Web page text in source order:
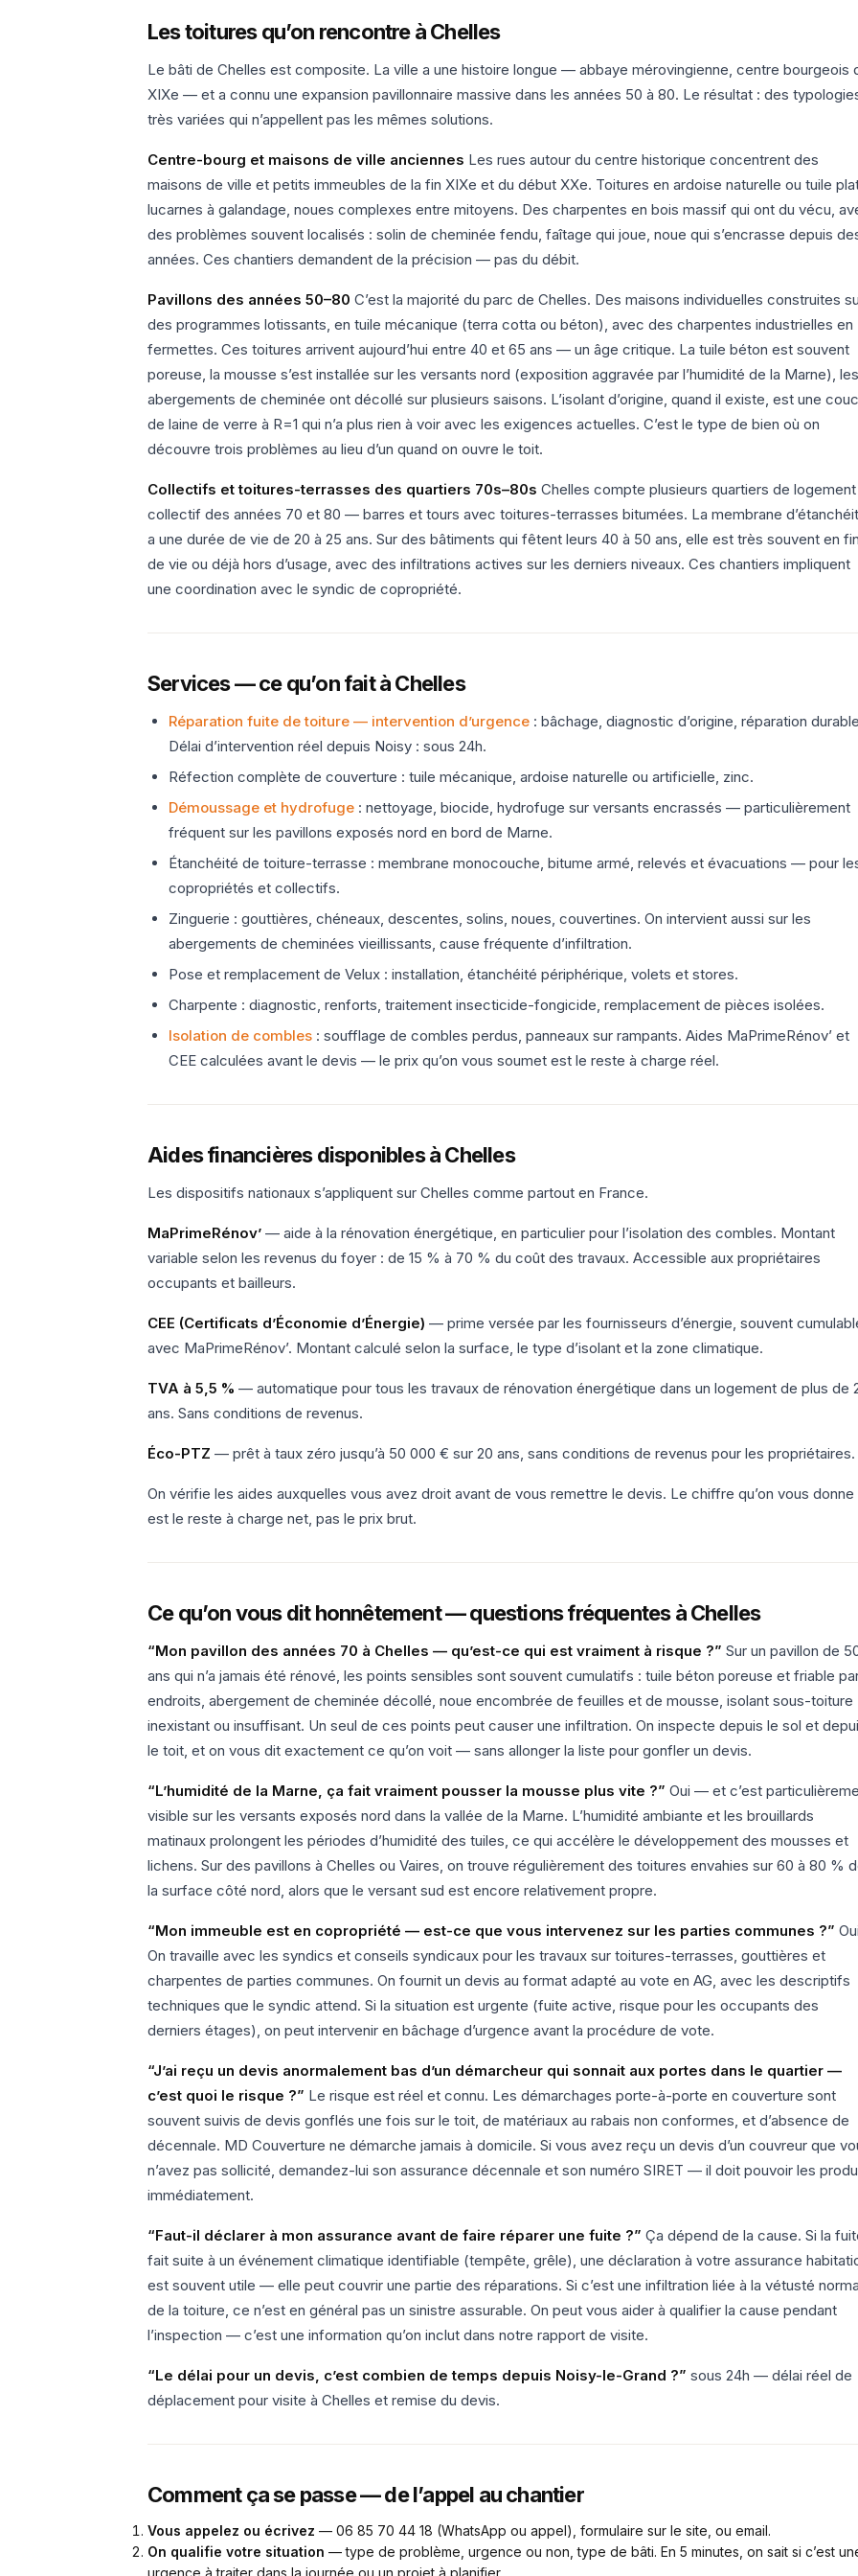
Les toitures qu’on rencontre à Chelles
Le bâti de Chelles est composite. La ville a une histoire longue — abbaye mérovingienne, centre bourgeois
XIXe — et a connu une expansion pavillonnaire massive dans les années 50 à 80. Le résultat : des
très variées qui n’appellent pas les mêmes solutions.
Centre-bourg et maisons de ville anciennes Les rues autour du centre historique concentrent des
maisons de ville et petits immeubles de la fin XIXe et du début XXe. Toitures en ardoise naturelle ou tuile
lucarnes à galandage, noues complexes entre mitoyens. Des charpentes en bois massif qui ont du vécu,
des problèmes souvent localisés : solin de cheminée fendu, faîtage qui joue, noue qui s’encrasse depuis
années. Ces chantiers demandent de la précision — pas du débit.
Pavillons des années 50–80 C’est la majorité du parc de Chelles. Des maisons individuelles construites
des programmes lotissants, en tuile mécanique (terra cotta ou béton), avec des charpentes industrielles en
fermettes. Ces toitures arrivent aujourd’hui entre 40 et 65 ans — un âge critique. La tuile béton est souvent
poreuse, la mousse s’est installée sur les versants nord (exposition aggravée par l’humidité de la Marne), les
abergements de cheminée ont décollé sur plusieurs saisons. L’isolant d’origine, quand il existe, est une
de laine de verre à R=1 qui n’a plus rien à voir avec les exigences actuelles. C’est le type de bien où on
découvre trois problèmes au lieu d’un quand on ouvre le toit.
Collectifs et toitures-terrasses des quartiers 70s–80s Chelles compte plusieurs quartiers de logement
collectif des années 70 et 80 — barres et tours avec toitures-terrasses bitumées. La membrane
a une durée de vie de 20 à 25 ans. Sur des bâtiments qui fêtent leurs 40 à 50 ans, elle est très souvent en fin
de vie ou déjà hors d’usage, avec des infiltrations actives sur les derniers niveaux. Ces chantiers impliquent
une coordination avec le syndic de copropriété.
Services — ce qu’on fait à Chelles
Réparation fuite de toiture — intervention d’urgence : bâchage, diagnostic d’origine, réparation
Délai d’intervention réel depuis Noisy : sous 24h.
Réfection complète de couverture : tuile mécanique, ardoise naturelle ou artificielle, zinc.
Démoussage et hydrofuge : nettoyage, biocide, hydrofuge sur versants encrassés — particulièrement
fréquent sur les pavillons exposés nord en bord de Marne.
Étanchéité de toiture-terrasse : membrane monocouche, bitume armé, relevés et évacuations — pour
copropriétés et collectifs.
Zinguerie : gouttières, chéneaux, descentes, solins, noues, couvertines. On intervient aussi sur les
abergements de cheminées vieillissants, cause fréquente d’infiltration.
Pose et remplacement de Velux : installation, étanchéité périphérique, volets et stores.
Charpente : diagnostic, renforts, traitement insecticide-fongicide, remplacement de pièces isolées.
Isolation de combles : soufflage de combles perdus, panneaux sur rampants. Aides MaPrimeRénov’ et
CEE calculées avant le devis — le prix qu’on vous soumet est le reste à charge réel.
Aides financières disponibles à Chelles
Les dispositifs nationaux s’appliquent sur Chelles comme partout en France.
MaPrimeRénov’ — aide à la rénovation énergétique, en particulier pour l’isolation des combles. Montant
variable selon les revenus du foyer : de 15 % à 70 % du coût des travaux. Accessible aux propriétaires
occupants et bailleurs.
CEE (Certificats d’Économie d’Énergie) — prime versée par les fournisseurs d’énergie, souvent
avec MaPrimeRénov’. Montant calculé selon la surface, le type d’isolant et la zone climatique.
TVA à 5,5 % — automatique pour tous les travaux de rénovation énergétique dans un logement de plus de
ans. Sans conditions de revenus.
Éco-PTZ — prêt à taux zéro jusqu’à 50 000 € sur 20 ans, sans conditions de revenus pour les propriétaires.
On vérifie les aides auxquelles vous avez droit avant de vous remettre le devis. Le chiffre qu’on vous donne
est le reste à charge net, pas le prix brut.
Ce qu’on vous dit honnêtement — questions fréquentes à Chelles
“Mon pavillon des années 70 à Chelles — qu’est-ce qui est vraiment à risque ?” Sur un pavillon de
ans qui n’a jamais été rénové, les points sensibles sont souvent cumulatifs : tuile béton poreuse et friable
endroits, abergement de cheminée décollé, noue encombrée de feuilles et de mousse, isolant sous-toiture
inexistant ou insuffisant. Un seul de ces points peut causer une infiltration. On inspecte depuis le sol et
le toit, et on vous dit exactement ce qu’on voit — sans allonger la liste pour gonfler un devis.
“L’humidité de la Marne, ça fait vraiment pousser la mousse plus vite ?” Oui — et c’est
visible sur les versants exposés nord dans la vallée de la Marne. L’humidité ambiante et les brouillards
matinaux prolongent les périodes d’humidité des tuiles, ce qui accélère le développement des mousses et
lichens. Sur des pavillons à Chelles ou Vaires, on trouve régulièrement des toitures envahies sur 60 à 80 %
la surface côté nord, alors que le versant sud est encore relativement propre.
“Mon immeuble est en copropriété — est-ce que vous intervenez sur les parties communes ?”
On travaille avec les syndics et conseils syndicaux pour les travaux sur toitures-terrasses, gouttières et
charpentes de parties communes. On fournit un devis au format adapté au vote en AG, avec les descriptifs
techniques que le syndic attend. Si la situation est urgente (fuite active, risque pour les occupants des
derniers étages), on peut intervenir en bâchage d’urgence avant la procédure de vote.
“J’ai reçu un devis anormalement bas d’un démarcheur qui sonnait aux portes dans le quartier —
c’est quoi le risque ?” Le risque est réel et connu. Les démarchages porte-à-porte en couverture sont
souvent suivis de devis gonflés une fois sur le toit, de matériaux au rabais non conformes, et d’absence de
décennale. MD Couverture ne démarche jamais à domicile. Si vous avez reçu un devis d’un couvreur que
n’avez pas sollicité, demandez-lui son assurance décennale et son numéro SIRET — il doit pouvoir les
immédiatement.
“Faut-il déclarer à mon assurance avant de faire réparer une fuite ?” Ça dépend de la cause. Si la
fait suite à un événement climatique identifiable (tempête, grêle), une déclaration à votre assurance
est souvent utile — elle peut couvrir une partie des réparations. Si c’est une infiltration liée à la vétusté
de la toiture, ce n’est en général pas un sinistre assurable. On peut vous aider à qualifier la cause pendant
l’inspection — c’est une information qu’on inclut dans notre rapport de visite.
“Le délai pour un devis, c’est combien de temps depuis Noisy-le-Grand ?” sous 24h — délai réel de
déplacement pour visite à Chelles et remise du devis.
Comment ça se passe — de l’appel au chantier
Vous appelez ou écrivez — 06 85 70 44 18 (WhatsApp ou appel), formulaire sur le site, ou email.
On qualifie votre situation — type de problème, urgence ou non, type de bâti. En 5 minutes, on sait si c’est
urgence à traiter dans la journée ou un projet à planifier.